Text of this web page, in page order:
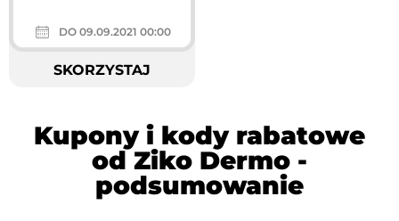
zapasów. Marka...
DO 09.09.2021 00:00
SKORZYSTAJ
Kupony i kody rabatowe
od Ziko Dermo -
podsumowanie